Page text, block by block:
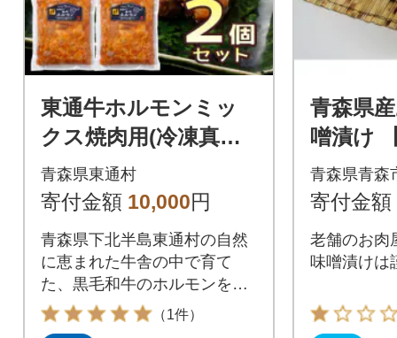
東通牛ホルモンミッ
クス焼肉用(冷凍真空
包装約400g×2袋)
青森県東通村
寄付金額 10,000円
青森県下北半島東通村の自然
に恵まれた牛舎の中で育て
た、黒毛和牛のホルモンを使
用しています。
（1件）
青森県
噌漬け
味噌約
青森県青森
寄付金額
老舗のお肉
味噌漬けは